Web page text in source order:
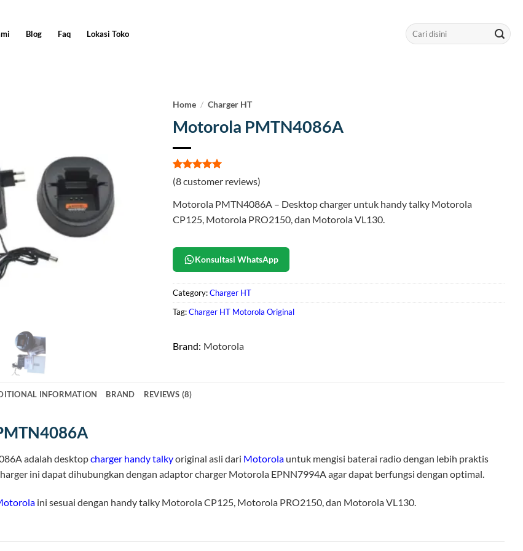
Blog Faq Lokasi Toko
Search
for:
Home / Charger HT
Motorola PMTN4086A
Rated5
out of 5
8
customer
ratings
(8customer reviews)
Motorola PMTN4086A – Desktop charger untuk handy talky Motorola
CP125, Motorola PRO2150, dan Motorola VL130.
Konsultasi WhatsApp
Category:Charger HT
Tag:Charger HT Motorola Original
Brand: Motorola
INFORMATION BRAND REVIEWS (8)
adalah desktopcharger handy talkyoriginal asli dari Motorola untuk mengisi baterai radio dengan lebih praktis
ini dapat dihubungkan dengan adaptor charger Motorola EPNN7994A agar dapat berfungsi dengan optimal.
ini sesuai dengan handy talky Motorola CP125, Motorola PRO2150, dan Motorola VL130.